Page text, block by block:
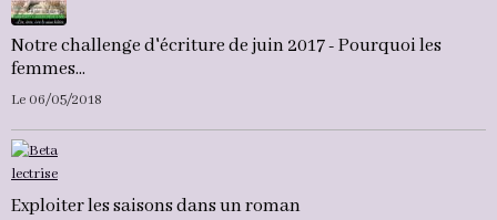
Notre challenge d'écriture de juin 2017 - Pourquoi les
femmes...
Le 06/05/2018
Exploiter les saisons dans un roman